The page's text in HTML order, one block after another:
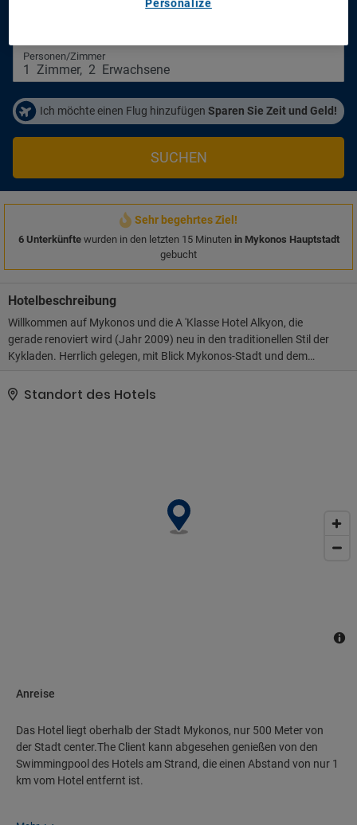
Abreisetag
Personen/Zimmer
1 Zimmer, 2 Erwachsene
Ich möchte einen Flug hinzufügen Sparen Sie Zeit und Geld!
SUCHEN
Sehr begehrtes Ziel!
6 Unterkünftewurden in den letzten 15 Minutenin Mykonos Hauptstadt
gebucht
Hotelbeschreibung
Willkommen auf Mykonos und die A 'Klasse Hotel Alkyon, die
gerade renoviert wird (Jahr 2009) neu in den traditionellen Stil der
Kykladen. Herrlich gelegen, mit Blick Mykonos-Stadt und dem
Zentrum.
Standort des Hotels
Anreise
Das Hotel liegt oberhalb der Stadt Mykonos, nur 500 Meter von
der Stadt center.The Client kann abgesehen genießen von den
Swimmingpool des Hotels am Strand, die einen Abstand von nur 1
km vom Hotel entfernt ist.
Personalize